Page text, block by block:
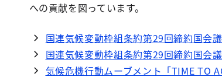
への貢献を図っています。
国連気候変動枠組条約第29回締約国会
国連気候変動枠組条約第29回締約国会
気候危機行動ムーブメント「TIME TO